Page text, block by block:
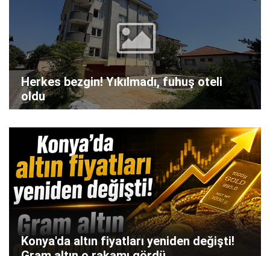
Herkes bezgin! Yıkılmadı, fuhuş oteli
oldu
Konya'da altın fiyatları yeniden değişti!